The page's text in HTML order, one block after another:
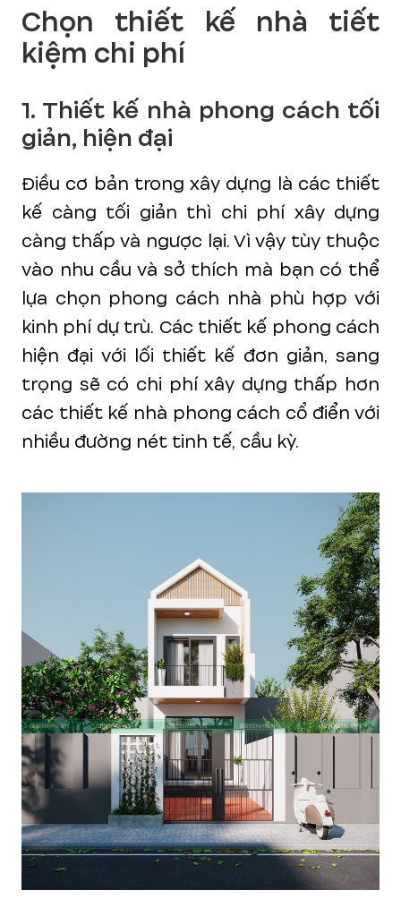
Chọn thiết kế nhà tiết
kiệm chi phí
1. Thiết kế nhà phong cách tối
giản, hiện đại
Điều cơ bản trong xây dựng là các thiết
kế càng tối giản thì chi phí xây dựng
càng thấp và ngược lại. Vì vậy tùy thuộc
vào nhu cầu và sở thích mà bạn có thể
lựa chọn phong cách nhà phù hợp với
kinh phí dự trù. Các thiết kế phong cách
hiện đại với lối thiết kế đơn giản, sang
trọng sẽ có chi phí xây dựng thấp hơn
các thiết kế nhà phong cách cổ điển với
nhiều đường nét tinh tế, cầu kỳ.